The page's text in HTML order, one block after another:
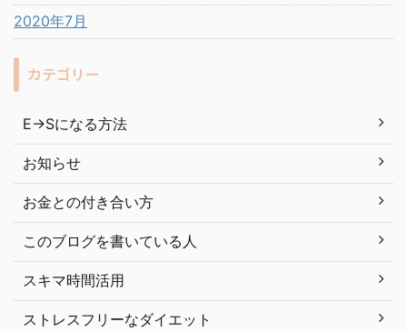
2020年7月
カテゴリー
E→Sになる方法
お知らせ
お金との付き合い方
このブログを書いている人
スキマ時間活用
ストレスフリーなダイエット